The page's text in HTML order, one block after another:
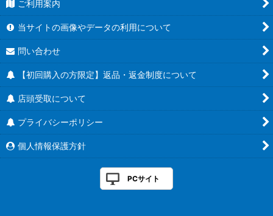
ご利用案内
当サイトの画像やデータの利用について
問い合わせ
【初回購入の方限定】返品・返金制度について
店頭受取について
プライバシーポリシー
個人情報保護方針
PCサイト